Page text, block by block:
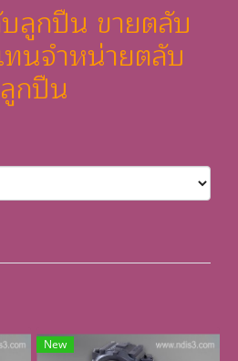
ลูกปืน ขายตลับ
นจำหน่ายตลับ
ลูกปืน
New